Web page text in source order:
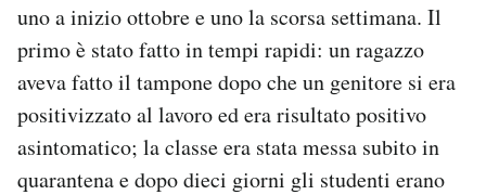
uno a inizio ottobre e uno la scorsa settimana. Il
primo è stato fatto in tempi rapidi: un ragazzo
aveva fatto il tampone dopo che un genitore si era
positivizzato al lavoro ed era risultato positivo
asintomatico; la classe era stata messa subito in
quarantena e dopo dieci giorni gli studenti erano